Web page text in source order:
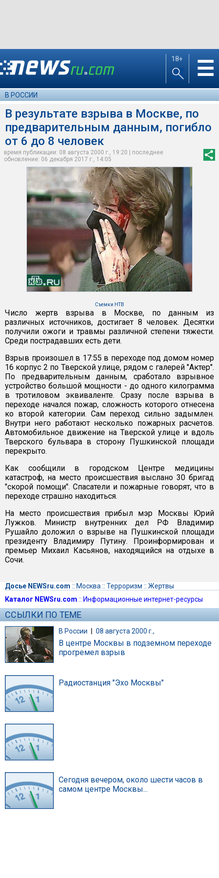
18+ ☰
В РОССИИ
В результате взрыва в Москве, по
предварительным данным, погибло
от 6 до 8 человек
время публикации: 08 августа 2000 г., 19:20 | последнее
обновление: 06 декабря 2017 г., 14:05
Съемки НТВ
Число жертв взрыва в Москве, по данным из
различных источников, достигает 8 человек. Десятки
получили ожоги и травмы различной степени тяжести.
Среди пострадавших есть дети.
Взрыв произошел в 17:55 в переходе под домом номер
16 корпус 2 по Тверской улице, рядом с галерей "Актер".
По предварительным данным, сработало взрывное
устройство большой мощности - до одного килограмма
в тротиловом эквиваленте. Сразу после взрыва в
переходе начался пожар, сложность которого отнесена
ко второй категории. Сам переход сильно задымлен.
Внутри него работают несколько пожарных расчетов.
Автомобильное движение на Тверской улице и вдоль
Тверского бульвара в сторону Пушкинской площади
перекрыто.
Как сообщили в городском Центре медицины
катастроф, на место происшествия выслано 30 бригад
"скорой помощи". Спасатели и пожарные говорят, что в
переходе страшно находиться.
На место происшествия прибыл мэр Москвы Юрий
Лужков. Министр внутренних дел РФ Владимир
Рушайло доложил о взрыве на Пушкинской площади
президенту Владимиру Путину. Проинформирован и
премьер Михаил Касьянов, находящийся на отдыхе в
Сочи.
Досье NEWSru.com :: Москва :: Терроризм :: Жертвы
Каталог NEWSru.com :: Информационные интернет-ресурсы
ССЫЛКИ ПО ТЕМЕ
В России | 08 августа 2000 г.,
В центре Москвы в подземном переходе
прогремел взрыв
Радиостанция "Эхо Москвы"
Сегодня вечером, около шести часов в
самом центре Москвы...